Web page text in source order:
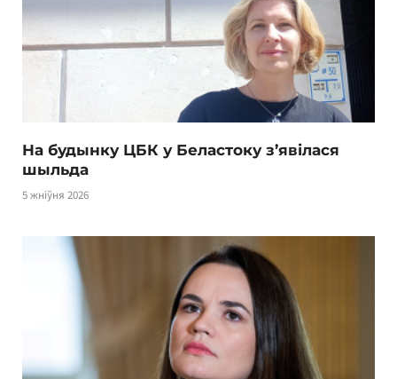
На будынку ЦБК у Беластоку з’явілася
шыльда
5 жніўня 2026